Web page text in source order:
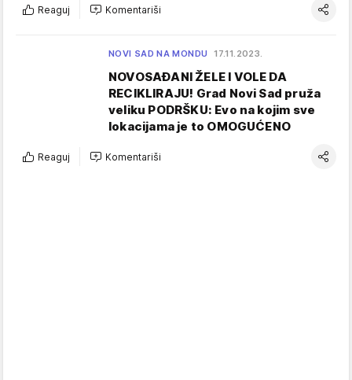
Reaguj Komentariši
NOVI SAD NA MONDU 17.11.2023.
NOVOSAĐANI ŽELE I VOLE DA
RECIKLIRAJU! Grad Novi Sad pruža
veliku PODRŠKU: Evo na kojim sve
lokacijama je to OMOGUĆENO
Reaguj Komentariši